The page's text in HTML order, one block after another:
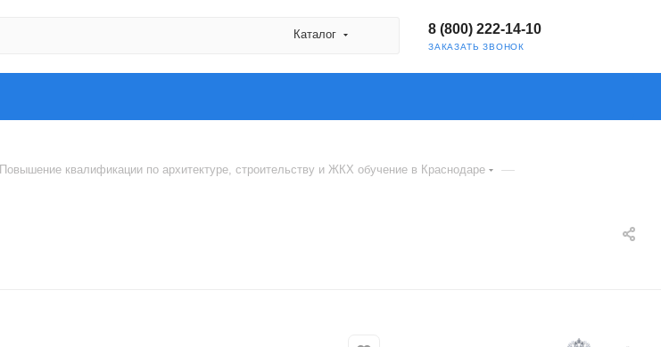
Каталог 8 (800) 222-14-10
ЗАКАЗАТЬ ЗВОНОК
Повышение квалификации по архитектуре, строительству и ЖКХ обучение в Краснодаре —